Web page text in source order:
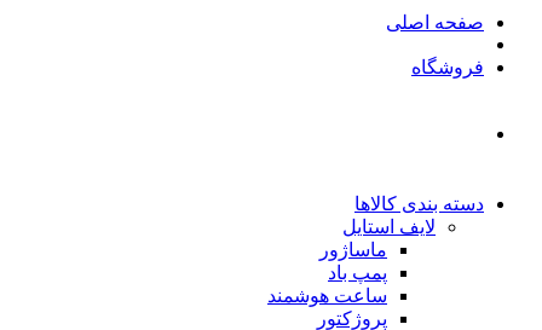
صفحه اصلی
فروشگاه
دسته بندی کالاها
لایف استایل
ماساژور
پمپ باد
ساعت هوشمند
پروژکتور